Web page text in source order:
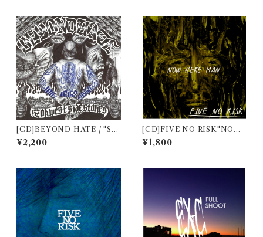
[CD]BEYOND HATE / "SZ
OK West Side Stories"
¥2,200
[CD]FIVE NO RISK"NOW
HERE MAN"
¥1,800